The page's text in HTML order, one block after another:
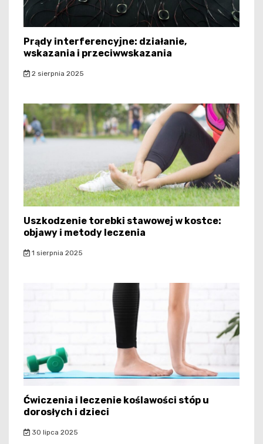
Prądy interferencyjne: działanie,
wskazania i przeciwwskazania
2 sierpnia 2025
Uszkodzenie torebki stawowej w kostce:
objawy i metody leczenia
1 sierpnia 2025
Ćwiczenia i leczenie koślawości stóp u
dorosłych i dzieci
30 lipca 2025